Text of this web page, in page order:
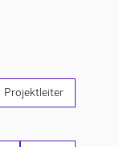
Projektleiter